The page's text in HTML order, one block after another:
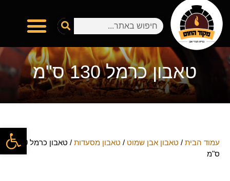
טאבון כרמל 130 ס"מ
עמוד הבית / טאבון אבן שמוט / טאבון מסעדות
/ טאבון כרמל 130
ס"מ